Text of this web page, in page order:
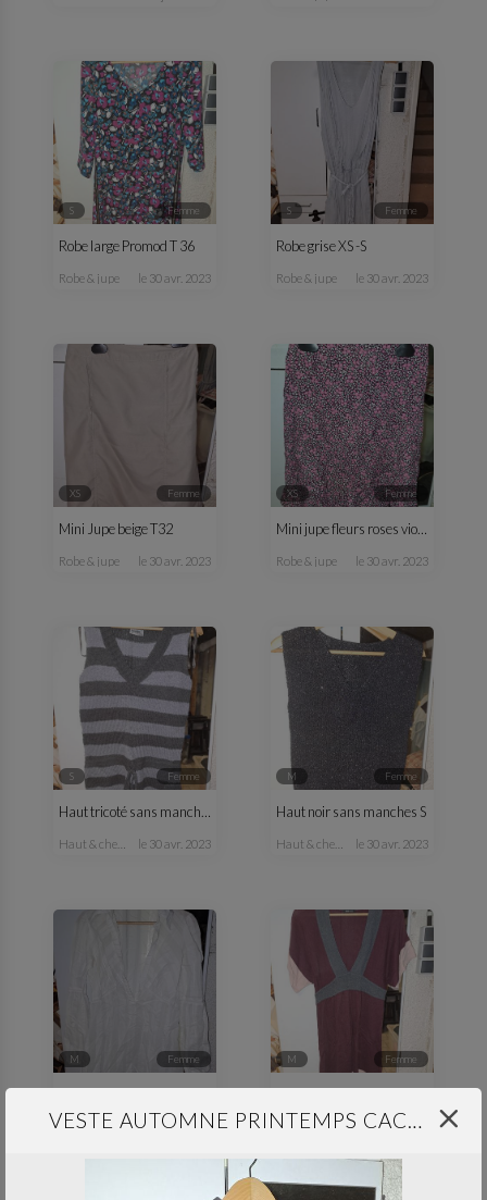
VESTE AUTOMNE PRINTEMPS CACHOU
S femme
Robe large Promod T 36
robe & jupe le 30 avr. 2023
S femme
Robe grise XS -S
robe & jupe le 30 avr. 2023
XS femme
Mini Jupe beige T32
robe & jupe le 30 avr. 2023
XS femme
Mini jupe fleurs roses violette T34
robe & jupe le 30 avr. 2023
S femme
Haut tricoté sans manches
haut & chemisier le 30 avr. 2023
M femme
Haut noir sans manches S
haut & chemisier le 30 avr. 2023
M femme
haut & chemisier le 30 avr. 2023
M femme
robe & jupe le 30 avr. 2023